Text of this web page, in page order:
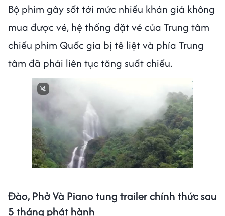
Bộ phim gây sốt tới mức nhiều khán giả không
mua được vé, hệ thống đặt vé của Trung tâm
chiếu phim Quốc gia bị tê liệt và phía Trung
tâm đã phải liên tục tăng suất chiếu.
Next video in 1 Cancel
Đào, Phở Và Piano tung trailer chính thức sau
5 tháng phát hành